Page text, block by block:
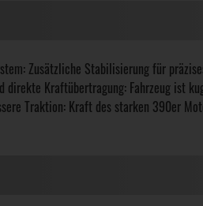
Zusätzliche Stabilisierung für
direkte Kraftübertragung: Fahrzeug ist
Traktion: Kraft des starken 390er